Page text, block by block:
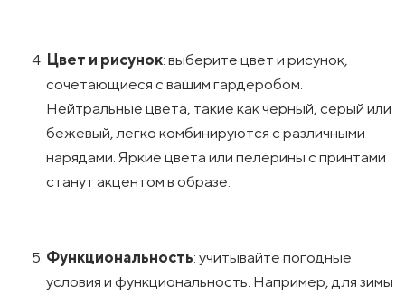
Цвет и рисунок: выберите цвет и рисунок,
сочетающиеся с вашим гардеробом.
Нейтральные цвета, такие как черный, серый или
бежевый, легко комбинируются с различными
нарядами. Яркие цвета или пелерины с принтами
станут акцентом в образе.
Функциональность: учитывайте погодные
условия и функциональность. Например, для зимы